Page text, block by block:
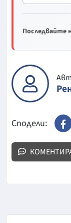
Последвайте
Сподели: